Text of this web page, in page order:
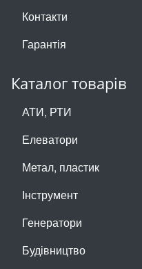
Контакти
Гарантія
Каталог товарів
АТИ, РТИ
Елеватори
Метал, пластик
Інструмент
Генератори
Будівництво